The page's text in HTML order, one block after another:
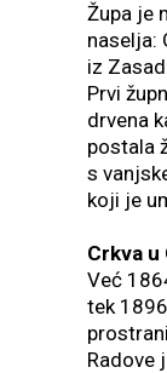
Župa je
naselja:
iz
Prvi
drvena
postala
s
koji je
Crkva u
Već
tek
Radove